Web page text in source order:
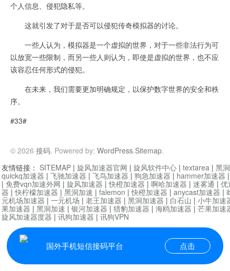
个人信息、侵犯隐私等。
这就引发了对于是否可以侵犯传奇模拟器的讨论。
一些人认为，模拟器是一个虚拟的世界，对于一些非法行为可
以放宽一些限制，而另一些人则认为，即使是虚拟的世界，也不应
该容忍任何形式的侵犯。
在未来，我们需要更加明确规定，以保护数字世界的安全和秩
序。
#33#
© 2026 接码. Powered by: WordPress.Sitemap.
国外手机短信接码平台 点击
友情链接： SITEMAP | 旋风加速器官网 | 旋风软件中心 | textarea | 黑
quickq加速器 | 飞驰加速器 | 飞鸟加速器 | 狗急加速器 | hammer加速器
| 免费vqn加速外网 | 旋风加速器 |快橙加速器 | 啊哈加速器 | 迷雾通 | 优
器 |快柠檬加速器 | 黑洞加速 | falemon |快橙加速器 | anycast加速器 |
元机场加速器 | 一元机场 | 老王加速器 | 黑洞加速器 | 白石山 | 小牛加速
果加速器 | 黑洞加速 | 银河加速器 | 猎豹加速器 | 海鸥加速器 | 芒果加速
旋风加速器度器 | 讯狗加速器 | 讯狗VPN